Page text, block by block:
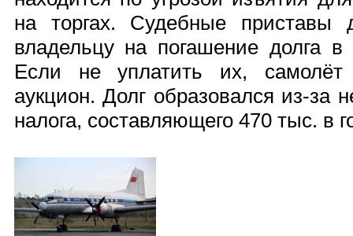
на торгах. Судебные приставы
владельцу на погашение долга
Если не уплатить их,
аукцион. Долг образовался из-за
налога, составляющего 470 тыс. в